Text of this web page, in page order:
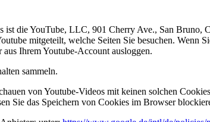
die YouTube, LLC, 901 Cherry Ave., San Bruno,
mitgeteilt, welche Seiten Sie besuchen. Wenn
Ihrem Youtube-Account ausloggen.
sammeln.
von Youtube-Videos mit keinen solchen
Sie das Speichern von Cookies im Browser